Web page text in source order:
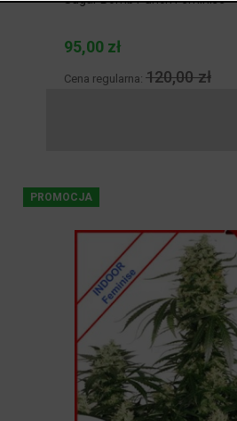
95,00 zł
Cena regularna: 120,00 zł
PROMOCJA